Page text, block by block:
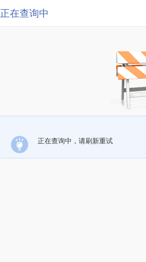
正在查询中
正在查询中，请刷新重试